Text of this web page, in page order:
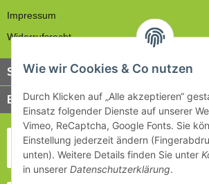
Impressum
Widerrufsrecht
Service
Bezahlung & Versand
Wie wir Cookies & Co nutzen
Durch Klicken auf „Alle akzeptieren“
Einsatz folgender Dienste auf unserer
Vimeo, ReCaptcha, Google Fonts. Sie
Einstellung jederzeit ändern
unten). Weitere Details finden Sie unter
in unserer Datenschutzerklärung.